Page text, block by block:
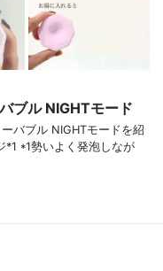
ブル NIGHTモード
バブル NIGHTモードを紹
*1 *1勢いよく発泡しなが